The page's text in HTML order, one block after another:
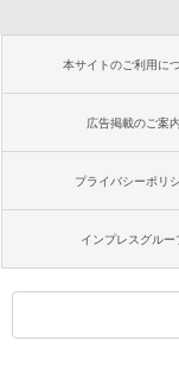
本サイトのご利用に
広告掲載のご案内
プライバシーポリ
インプレスグルー